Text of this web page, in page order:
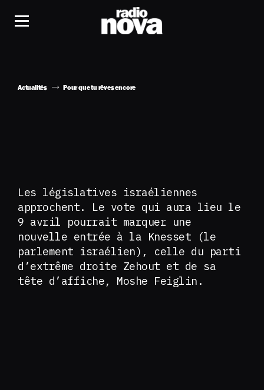
Actualités Pour que tu rêves encore
Les législatives israéliennes
approchent. Le vote qui aura lieu le
9 avril pourrait marquer une
nouvelle entrée à la Knesset (le
parlement israélien), celle du parti
d’extrême droite Zehout et de sa
tête d’affiche, Moshe Feiglin.